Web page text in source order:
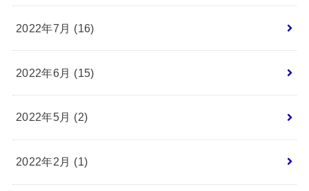
2022年7月 (16)
2022年6月 (15)
2022年5月 (2)
2022年2月 (1)